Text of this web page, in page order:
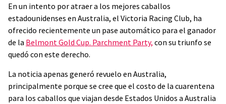
En un intento por atraer a los mejores caballos
estadounidenses en Australia, el Victoria Racing Club, ha
ofrecido recientemente un pase automático para el ganador
de la Belmont Gold Cup. Parchment Party, con su triunfo se
quedó con este derecho.
La noticia apenas generó revuelo en Australia,
principalmente porque se cree que el costo de la cuarentena
para los caballos que viajan desde Estados Unidos a Australia